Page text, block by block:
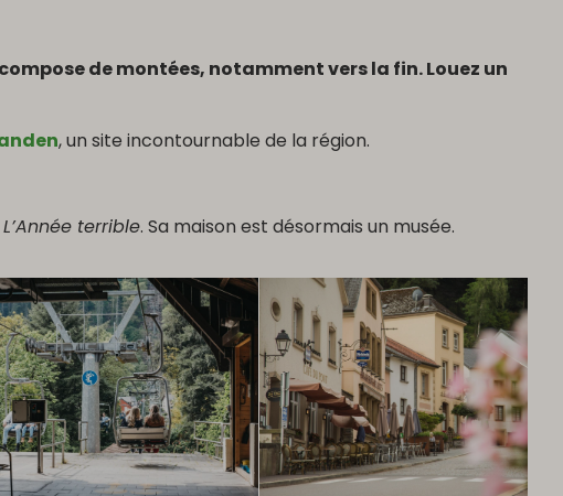
de montées, notamment vers la fin. Louez un
, un site incontournable de la région.
L’Année terrible. Sa maison est désormais un musée.